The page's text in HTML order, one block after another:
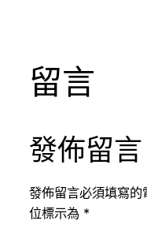
留言
發佈留言
發佈留言必須填寫的
位標示為 *